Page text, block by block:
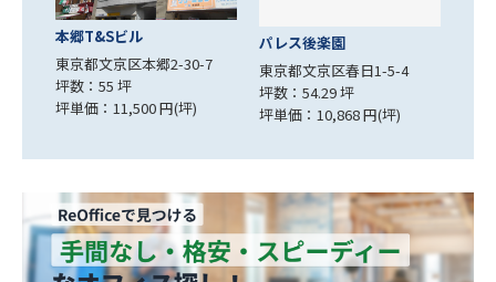
本郷T&Sビル
東京都文京区本郷2-30-7
坪数：55 坪
坪単価：11,500 円(坪)
パレス後楽園
東京都文京区春日1-5-4
坪数：54.29 坪
坪単価：10,868 円(坪)